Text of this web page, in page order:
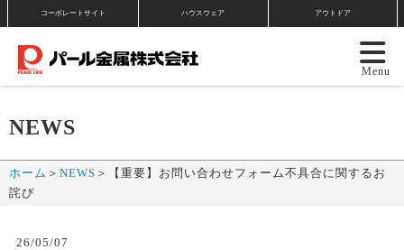
コーポレートサイト ハウスウェア アウトドア
NEWS
ホーム ＞ NEWS ＞
【重要】お問い合わせフォーム不具合に関するお
詫び
26/05/07